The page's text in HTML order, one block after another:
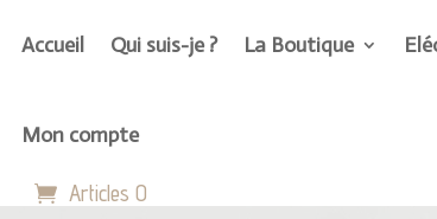
Accueil Qui suis-je ? La Boutique
Mon compte
Articles 0